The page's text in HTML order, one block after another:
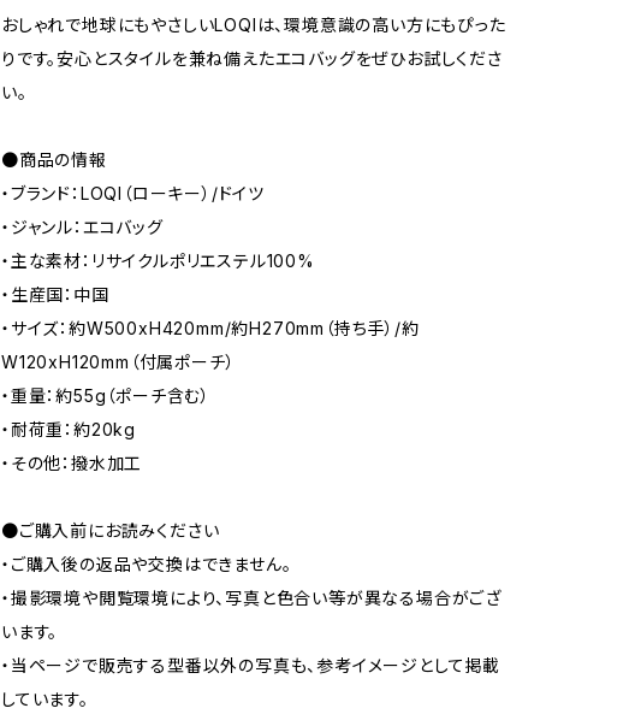
おしゃれで地球にもやさしいLOQIは、環境意識の高い方にもぴった
りです。安心とスタイルを兼ね備えたエコバッグをぜひお試しくださ
い。
●商品の情報
・ブランド：LOQI（ローキー）/ドイツ
・ジャンル：エコバッグ
・主な素材：リサイクルポリエステル100%
・生産国：中国
・サイズ：約W500xH420mm/約H270mm（持ち手）/約
W120xH120mm（付属ポーチ）
・重量：約55g（ポーチ含む）
・耐荷重：約20kg
・その他：撥水加工
●ご購入前にお読みください
・ご購入後の返品や交換はできません。
・撮影環境や閲覧環境により、写真と色合い等が異なる場合がござ
います。
・当ページで販売する型番以外の写真も、参考イメージとして掲載
しています。